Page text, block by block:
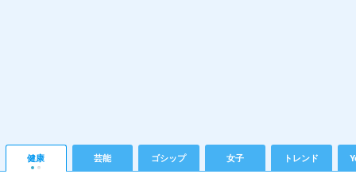
健康 芸能 ゴシップ 女子 トレンド